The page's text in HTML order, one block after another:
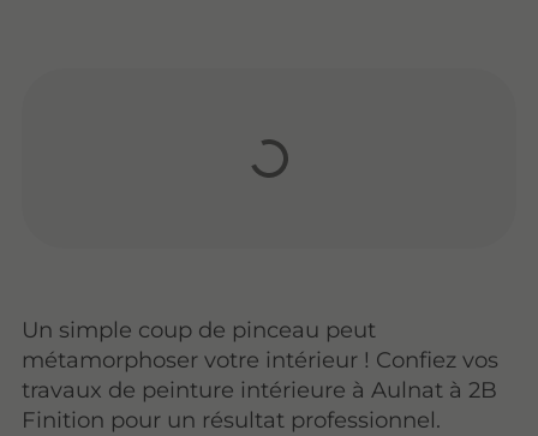
Un simple coup de pinceau peut
métamorphoser votre intérieur ! Confiez vos
travaux de peinture intérieure à Aulnat à 2B
Finition pour un résultat professionnel.